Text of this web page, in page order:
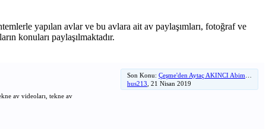
yapılan avlar ve bu avlara ait av paylaşımları, fotoğraf ve
konuları paylaşılmaktadır.
av videoları, tekne av
Son Konu: Çeşme'den Aytaç AKINCI Abim Geçti, Geldi Salladı Gitti
hus213, 21 Nisan 2019